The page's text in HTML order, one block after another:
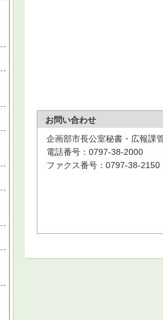
お問い合わせ
企画部市長公室秘書・広報課
電話番号：0797-38-2000
ファクス番号：0797-38-2150